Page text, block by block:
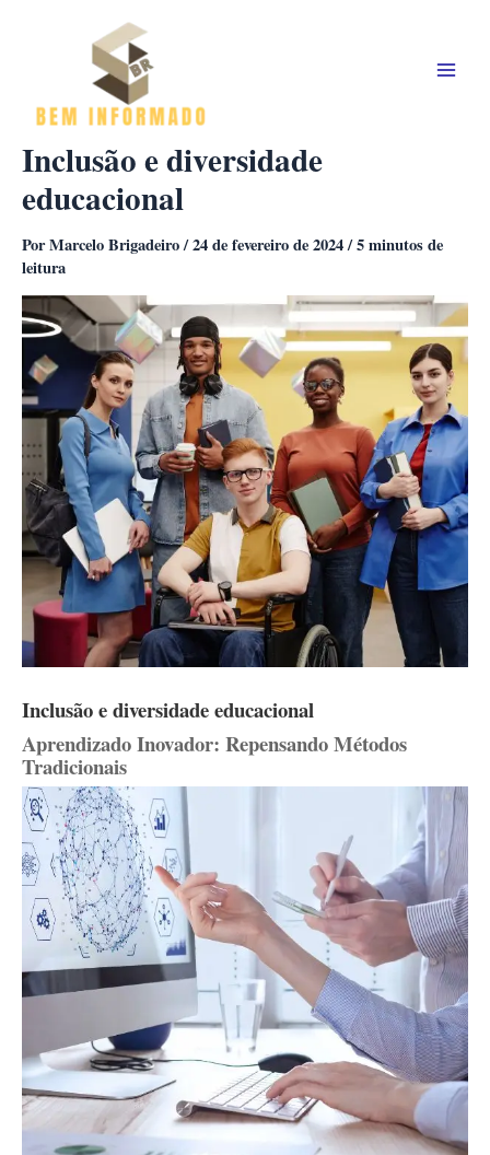
Inclusão e diversidade
educacional
PorMarcelo Brigadeiro/24 de fevereiro de 2024/5 minutos de
leitura
Inclusão e diversidade educacional
Aprendizado Inovador: Repensando Métodos
Tradicionais